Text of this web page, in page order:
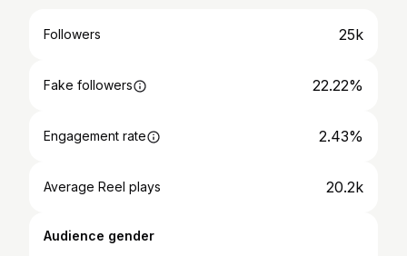
Followers 25k
Fake followers 22.22%
Engagement rate 2.43%
Average Reel plays 20.2k
Audience gender